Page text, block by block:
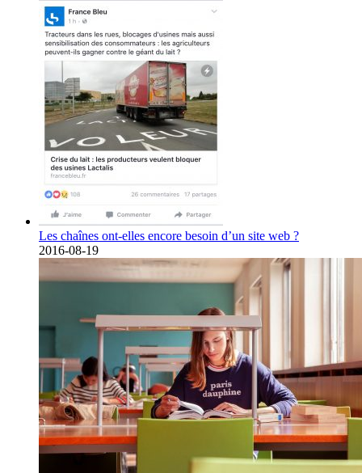
Les chaînes ont-elles encore besoin d’un site web ?
2016-08-19